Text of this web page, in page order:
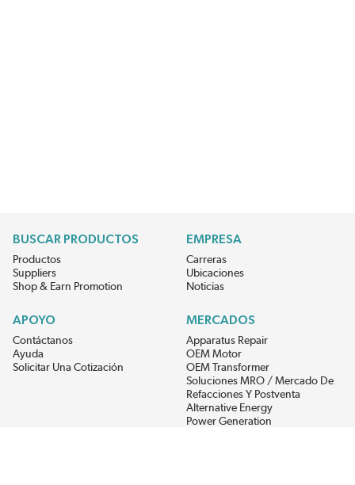
BUSCAR PRODUCTOS
Productos
Suppliers
Shop & Earn Promotion
EMPRESA
Carreras
Ubicaciones
Noticias
APOYO
Contáctanos
Ayuda
Solicitar Una Cotización
MERCADOS
Apparatus Repair
OEM Motor
OEM Transformer
Soluciones MRO / Mercado De
Refacciones Y Postventa
Alternative Energy
Power Generation